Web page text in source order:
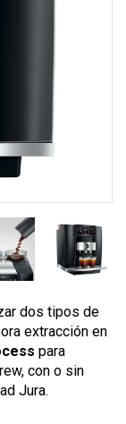
dos tipos de
extracción en
para
con o sin
Jura.